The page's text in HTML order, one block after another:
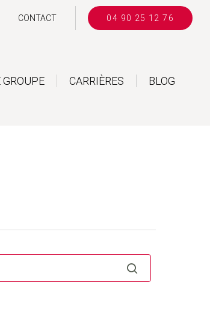
CONTACT 04 90 25 12 76
GROUPE CARRIÈRES BLOG